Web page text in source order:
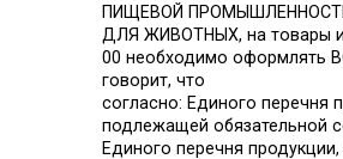
ПИЩЕВОЙ
ДЛЯ ЖИВОТНЫХ, на товары
00 необходимо оформлять
говорит, что
согласно: Единого перечня
подлежащей обязательной
Единого перечня